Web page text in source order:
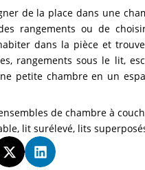
de la place dans une
rangements ou de
dans la pièce et
rangements sous le lit,
petite chambre en un
de chambre à
, lit surélevé, lits